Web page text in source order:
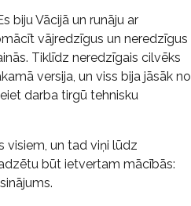
biju Vācijā un runāju ar
vājredzīgus un neredzīgus
Tiklīdz neredzīgais cilvēks
versija, un viss bija jāsāk no
darba tirgū tehnisku
visiem, un tad viņi lūdz
būt ietvertam mācībās: